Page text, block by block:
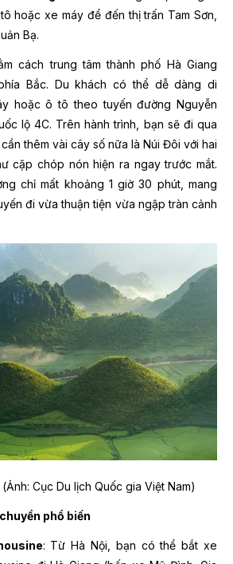
hoặc xe máy để đến thị trấn Tam Sơn,
Bạ.
cách trung tâm thành phố Hà Giang
Bắc. Du khách có thể dễ dàng di
hoặc ô tô theo tuyến đường Nguyễn
lộ 4C. Trên hành trình, bạn sẽ đi qua
thêm vài cây số nữa là Núi Đôi với hai
cặp chóp nón hiện ra ngay trước mắt.
chỉ mất khoảng 1 giờ 30 phút, mang
đi vừa thuận tiện vừa ngập tràn cảnh
Cục Du lịch Quốc gia Việt Nam)
phổ biến
: Từ Hà Nội, bạn có thể bắt xe